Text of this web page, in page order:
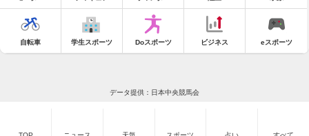
自転車 学生スポーツ Doスポーツ ビジネス eスポーツ
データ提供：日本中央競馬会